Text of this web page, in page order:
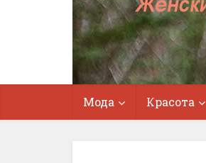
Мода Красота